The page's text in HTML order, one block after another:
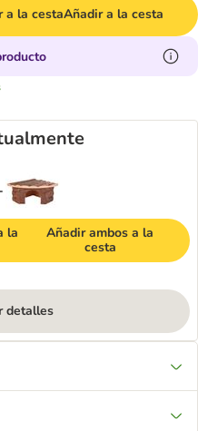
a la cestaAñadir a la cesta
la
Añadir ambos a la
cesta
detalles